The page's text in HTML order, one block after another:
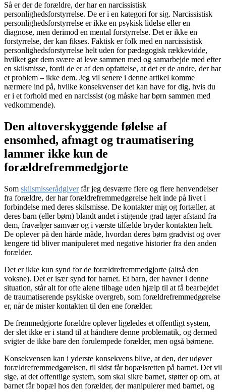
Så er der de forældre, der har en narcissistisk
personlighedsforstyrrelse. De er i en kategori for sig. Narcissistisk
personlighedsforstyrrelse er ikke en psykisk lidelse eller en
diagnose, men derimod en mental forstyrrelse. Det er ikke en
forstyrrelse, der kan fikses. Faktisk er folk med en narcissistisk
personlighedsforstyrrelse helt uden for pædagogisk rækkevidde,
hvilket gør dem svære at leve sammen med og samarbejde med efter
en skilsmisse, fordi de er af den opfattelse, at det er de andre, der har
et problem – ikke dem. Jeg vil senere i denne artikel komme
nærmere ind på, hvilke konsekvenser det kan have for dig, hvis du
er i et forhold med en narcissist (og måske har børn sammen med
vedkommende).
Den altoverskyggende følelse af
ensomhed, afmagt og traumatisering
lammer ikke kun de
forældrefremmedgjorte
Som skilsmisserådgiverfår jeg desværre flere og flere henvendelser
fra forældre, der har forældrefremmedgørelse helt inde på livet i
forbindelse med deres skilsmisse. De kontakter mig og fortæller, at
deres barn (eller børn) blandt andet i stigende grad tager afstand fra
dem, fravælger samvær og i værste tilfælde bryder kontakten helt.
De oplever på den hårde måde, hvordan deres børn gradvist og over
længere tid bliver manipuleret med negative historier fra den anden
forælder.
Det er ikke kun synd for de forældrefremmedgjorte (altså den
voksne). Det er især synd for barnet. Et barn, der havner i denne
situation, står alt for ofte alene tilbage uden hjælp til at få bearbejdet
de traumatiserende psykiske overgreb, som forældrefremmedgørelse
er, når de mister kontakten til den ene forælder.
De fremmedgjorte forældre oplever ligeledes et offentligt system,
der slet ikke er i stand til at håndtere denne problematik, og dermed
svigter de ikke bare den forulempede forælder, men også børnene.
Konsekvensen kan i yderste konsekvens blive, at den, der udøver
forældrefremmedgørelsen, til sidst får bopælsretten på barnet. Det vil
sige, at det offentlige system, som skal sikre barnet, støtter op om, at
barnet får bopæl hos den forælder, der manipulerer med barnet, og